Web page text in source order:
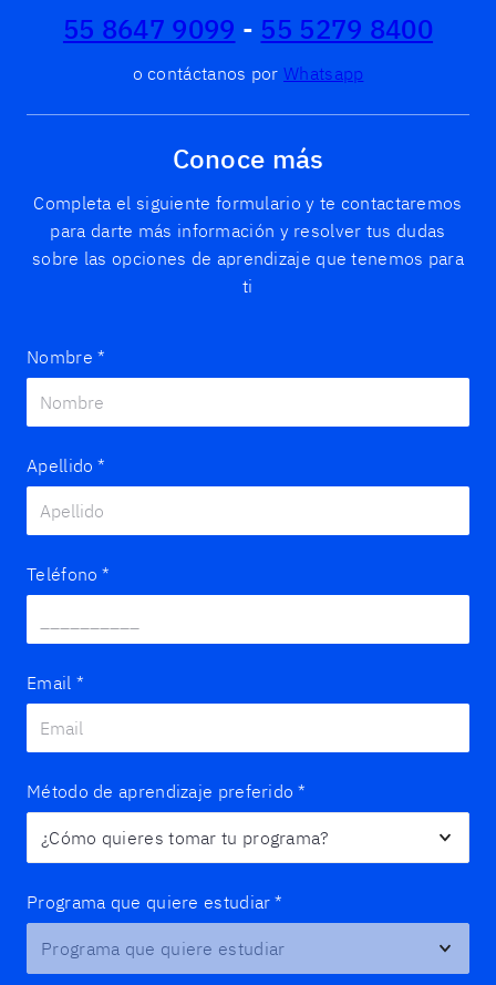
55 8647 9099 - 55 5279 8400
o contáctanos por Whatsapp
Conoce más
Completa el siguiente formulario y te contactaremos
para darte más información y resolver tus dudas
sobre las opciones de aprendizaje que tenemos para
ti
Nombre *
Apellido *
Teléfono *
Email *
Método de aprendizaje preferido *
Programa que quiere estudiar *